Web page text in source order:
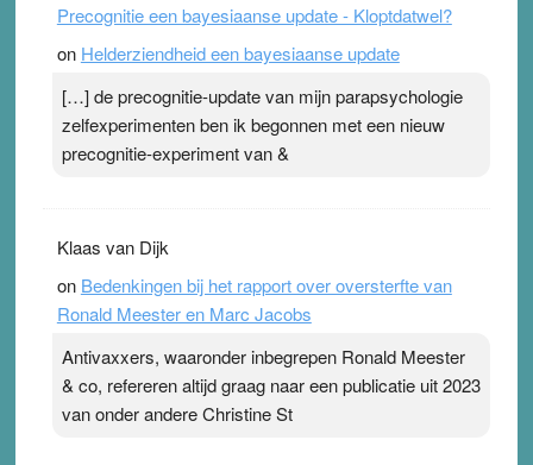
Precognitie een bayesiaanse update - Kloptdatwel?
on Helderziendheid een bayesiaanse update
[…] de precognitie-update van mijn parapsychologie
zelfexperimenten ben ik begonnen met een nieuw
precognitie-experiment van &
Klaas van Dijk
on Bedenkingen bij het rapport over oversterfte van
Ronald Meester en Marc Jacobs
Antivaxxers, waaronder inbegrepen Ronald Meester
& co, refereren altijd graag naar een publicatie uit 2023
van onder andere Christine St